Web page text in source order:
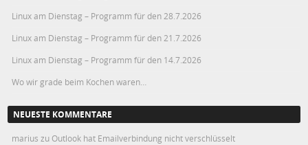
Linux am Dienstag – Programm für den 28.7.2026
Linux am Dienstag – Programm für den 21.7.2026
Linux am Dienstag – Programm für den 14.7.2026
Wo wir grade beim Kochen waren…
NEUESTE KOMMENTARE
marius zu Outlook hat Emailverbindung nicht verschlüsselt